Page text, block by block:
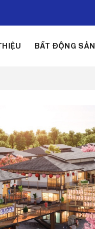
BẤT ĐỘNG SẢN